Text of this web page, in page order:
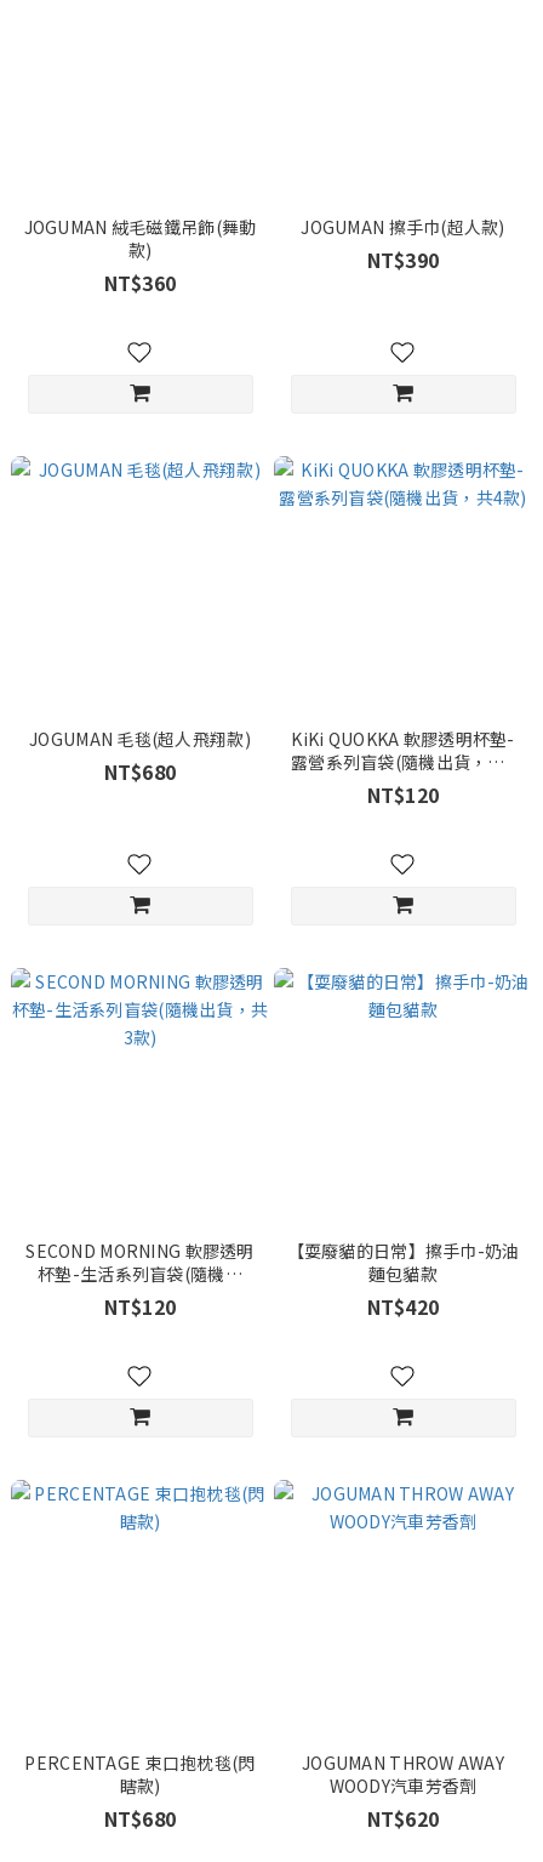
JOGUMAN 絨毛磁鐵吊飾(舞動
款)
NT$360
JOGUMAN 擦手巾(超人款)
NT$390
JOGUMAN 毛毯(超人飛翔款)
NT$680
KiKi QUOKKA 軟膠透明杯墊-
露營系列盲袋(隨機出貨，共4
款)
NT$120
SECOND MORNING 軟膠透明
杯墊-生活系列盲袋(隨機出
貨，共3款)
NT$120
【耍廢貓的日常】擦手巾-奶油
麵包貓款
NT$420
PERCENTAGE 束口抱枕毯(閃
瞎款)
NT$680
JOGUMAN THROW AWAY
WOODY汽車芳香劑
NT$620